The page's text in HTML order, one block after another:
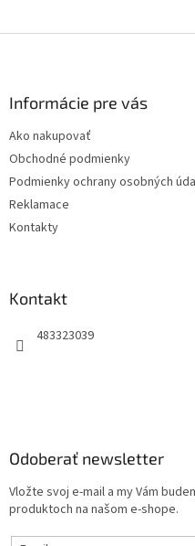
Informácie pre vás
Ako nakupovať
Obchodné podmienky
Podmienky ochrany osobných
Reklamace
Kontakty
Kontakt
483323039
Odoberať newsletter
Vložte svoj e-mail a my Vám
produktoch na našom e-shope.